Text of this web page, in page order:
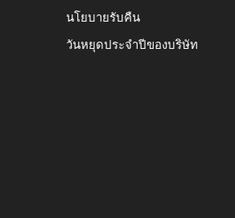
นโยบายรับคืน
วันหยุดประจำปีของบริษัท